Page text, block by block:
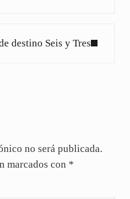
destino Seis y Tres
no será publicada.
marcados con *